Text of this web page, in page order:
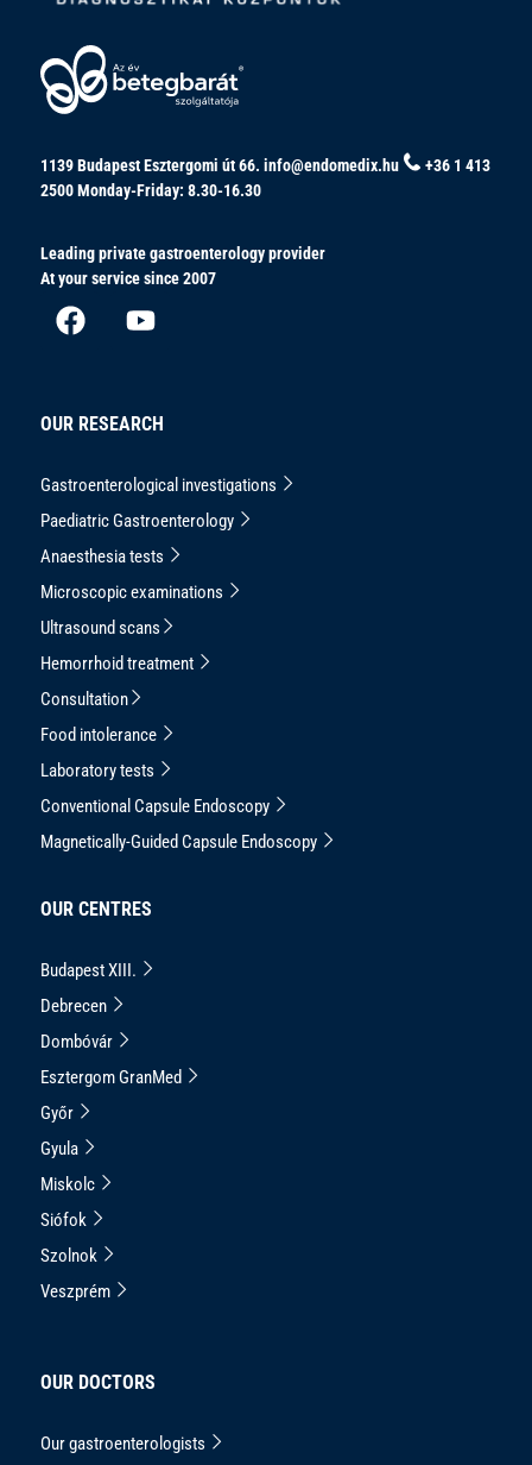
1139 Budapest Esztergomi út 66. info@endomedix.hu
+36 1 413
2500Monday-Friday: 8.30-16.30
Leading private gastroenterology provider
At your service since 2007
OUR RESEARCH
Gastroenterological investigations
Paediatric Gastroenterology
Anaesthesia tests
Microscopic examinations
Ultrasound scans
Hemorrhoid treatment
Consultation
Food intolerance
Laboratory tests
Conventional Capsule Endoscopy
Magnetically-Guided Capsule Endoscopy
OUR CENTRES
Budapest XIII.
Debrecen
Dombóvár
Esztergom GranMed
Győr
Gyula
Miskolc
Siófok
Szolnok
Veszprém
OUR DOCTORS
Our gastroenterologists